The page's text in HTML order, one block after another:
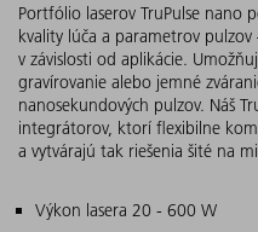
Portfólio laserov TruPulse nano
kvality lúča a parametrov
v závislosti od aplikácie.
gravírovanie alebo jemné
nanosekundových pulzov. Náš
integrátorov, ktorí flexibilne
a vytvárajú tak riešenia šité na
Hlavné znaky
Výkon lasera 20 - 600 W